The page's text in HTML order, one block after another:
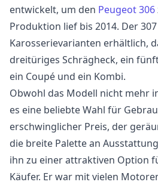
entwickelt, um den Peugeot 306
Produktion lief bis 2014. Der
Karosserievarianten erhältlich,
dreitüriges Schrägheck, ein
ein Coupé und ein Kombi.
Obwohl das Modell nicht mehr
es eine beliebte Wahl für
erschwinglicher Preis, der
die breite Palette an
ihn zu einer attraktiven Option
Käufer. Er war mit vielen